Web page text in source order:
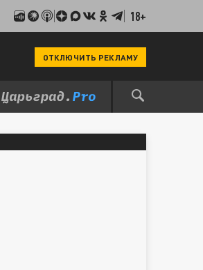
18+
ОТКЛЮЧИТЬ РЕКЛАМУ